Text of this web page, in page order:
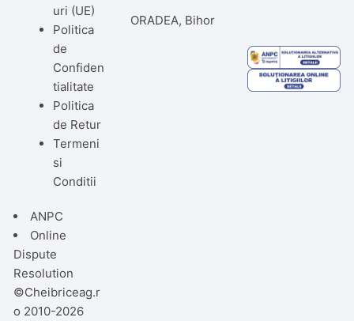
uri (UE)
Politica
de
Confiden
tialitate
Politica
de Retur
Termeni
si
Conditii
ANPC
Online
Dispute
Resolution
ORADEA, Bihor
©Cheibriceag.r
o 2010-2026